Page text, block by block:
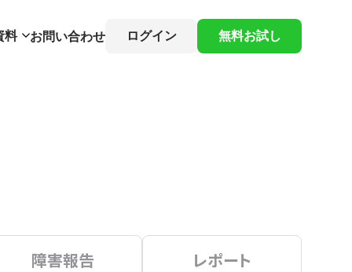
料 お問い合わせ ログイン 無料お試し
障害報告 レポート